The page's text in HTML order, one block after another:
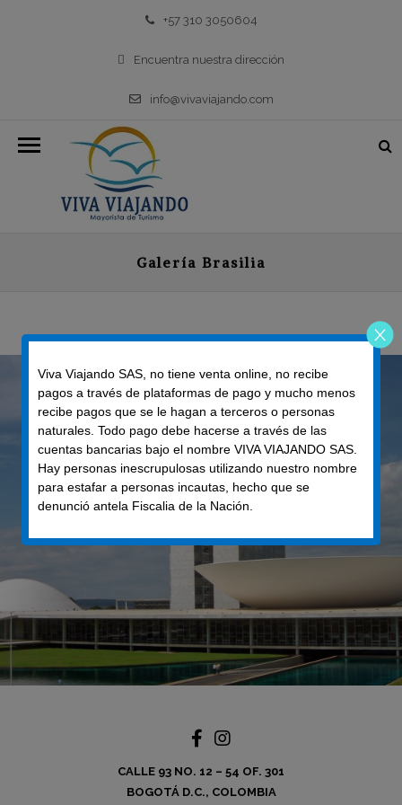
+57 310 3050604
Encuentra nuestra dirección
info@vivaviajando.com
Galería Brasilia
CALLE 93 NO. 12 – 54 OF. 301
BOGOTÁ D.C., COLOMBIA
Viva Viajando SAS, no tiene venta online, no recibe
pagos a través de plataformas de pago y mucho menos
recibe pagos que se le hagan a terceros o personas
naturales. Todo pago debe hacerse a través de las
cuentas bancarias bajo el nombre VIVA VIAJANDO SAS.
Hay personas inescrupulosas utilizando nuestro nombre
para estafar a personas incautas, hecho que se
denunció antela Fiscalia de la Nación.